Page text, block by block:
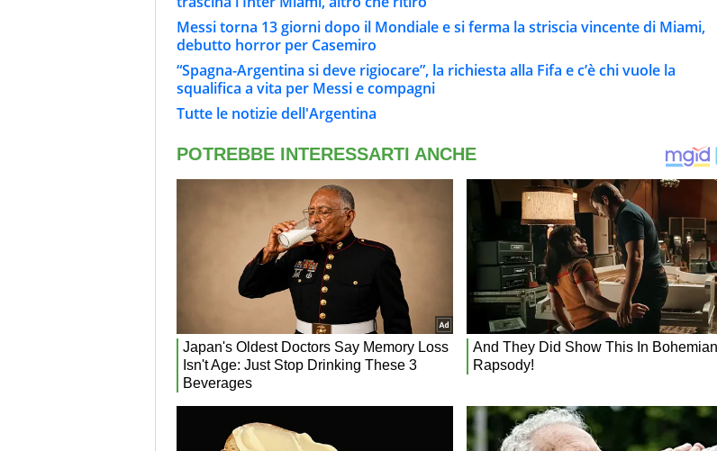
Messi torna 13 giorni dopo il Mondiale e si ferma la striscia vincente di Miami,
debutto horror per Casemiro
“Spagna-Argentina si deve rigiocare”, la richiesta alla Fifa e c’è chi vuole la
squalifica a vita per Messi e compagni
Tutte le notizie dell'Argentina